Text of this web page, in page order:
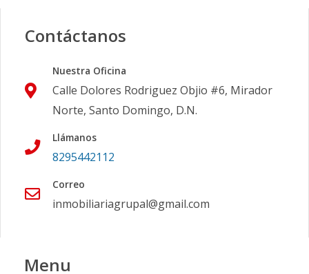
Contáctanos
Nuestra Oficina
Calle Dolores Rodriguez Objio #6, Mirador
Norte, Santo Domingo, D.N.
Llámanos
8295442112
Correo
inmobiliariagrupal@gmail.com
Menu